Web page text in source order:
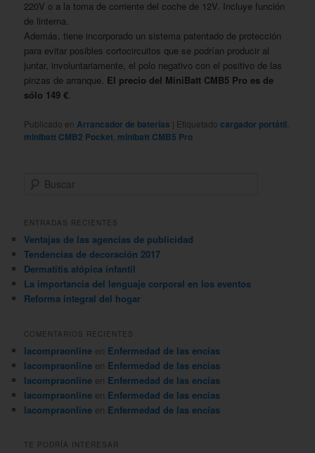
220V o a la toma de corriente del coche de 12V. Incluye función
de linterna.
Además, tiene incorporado un sistema patentado de protección
para evitar posibles cortocircuitos que se podrían producir al
juntar, involuntariamente, el polo negativo con el positivo de las
pinzas de arranque. El precio del MiniBatt CMB5 Pro es de
sólo 149 €.
Publicado en Arrancador de baterías | Etiquetado cargador portátil
minibatt CMB2 Pocket minibatt CMB5 Pro
c
r
ENTRADAS RECIENTES
Ventajas de las agencias de publicidad
Tendencias de decoración 2017
Dermatitis atópica infantil
La importancia del lenguaje corporal en los eventos
Reforma integral del hogar
COMENTARIOS RECIENTES
lacompraonline en Enfermedad de las encías
lacompraonline en Enfermedad de las encías
lacompraonline en Enfermedad de las encías
lacompraonline en Enfermedad de las encías
lacompraonline en Enfermedad de las encías
TE PODRÍA INTERESAR